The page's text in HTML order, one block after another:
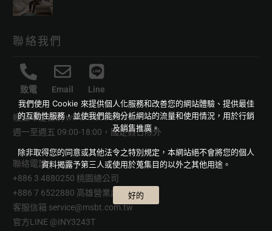
聯絡我們
致電 Email Line
幔室布緹官網www.msbt.com.tw
週一至週五 09:00-18:00，國定假日除外
聯絡電話
+886 3 4880250 桃園總公司
+886 7 6522880 高雄營業處
客服信箱 service@msbt.com.tw
官方LINE @INY3243T
我們使用 Cookie 來提供個人化服務和改善您的網站體驗、提供最佳
的互動性服務，並使我們能夠分析網站的流量和使用情況，用於行銷
及銷售推廣。
除非取得您的同意或其他法令之特別規定，本網站絕不會將您的個人
資料揭露予第三人或使用於蒐集目的以外之其他用途。
好的